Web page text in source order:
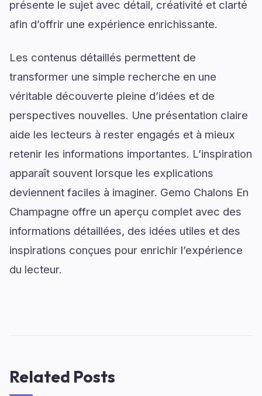
présente le sujet avec détail, créativité et clarté
afin d’offrir une expérience enrichissante.
Les contenus détaillés permettent de
transformer une simple recherche en une
véritable découverte pleine d’idées et de
perspectives nouvelles. Une présentation claire
aide les lecteurs à rester engagés et à mieux
retenir les informations importantes. L’inspiration
apparaît souvent lorsque les explications
deviennent faciles à imaginer. Gemo Chalons En
Champagne offre un aperçu complet avec des
informations détaillées, des idées utiles et des
inspirations conçues pour enrichir l’expérience
du lecteur.
Related Posts